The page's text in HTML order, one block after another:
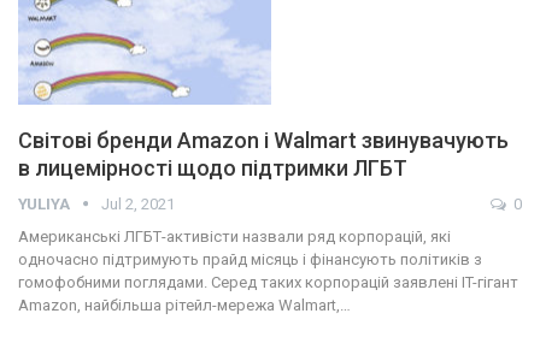
Світові бренди Amazon і Walmart звинувачують
в лицемірності щодо підтримки ЛГБТ
YULIYA Jul 2, 2021
0
Американські ЛГБТ-активісти назвали ряд корпорацій, які
одночасно підтримують прайд місяць і фінансують політиків з
гомофобними поглядами. Серед таких корпорацій заявлені IT-гігант
Amazon, найбільша рітейл-мережа Walmart,…